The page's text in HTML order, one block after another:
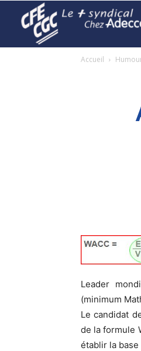
Accueil
Leader
(minimum
Le candidat
de la formule
établir la